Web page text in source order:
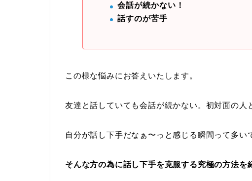
会話が続かない！
話すのが苦手
この様な悩みにお答えいたします。
友達と話していても会話が続かない。初対面の人
自分が話し下手だなぁ〜っと感じる瞬間って多い
そんな方の為に話し下手を克服する究極の方法を